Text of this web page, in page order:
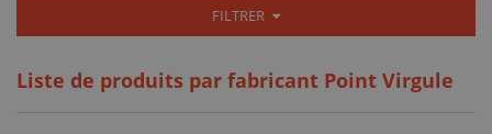
FILTRER
Liste de produits par fabricant Point Virgule